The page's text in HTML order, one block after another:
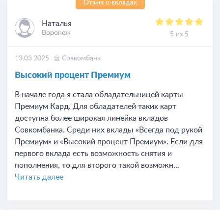
Отзыв о вкладах
Наталья
Воронеж 5 из 5
13.03.2025 Совкомбанк
Высокий процент Премиум
В начале года я стала обладательницей карты
Премиум Кард. Для обладателей таких карт
доступна более широкая линейка вкладов
Совкомбанка. Среди них вклады «Всегда под рукой
Премиум» и «Высокий процент Премиум». Если для
первого вклада есть возможность снятия и
пополнения, то для второго такой возможн...
Читать далее